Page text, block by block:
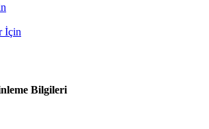
İçin
Bilgileri